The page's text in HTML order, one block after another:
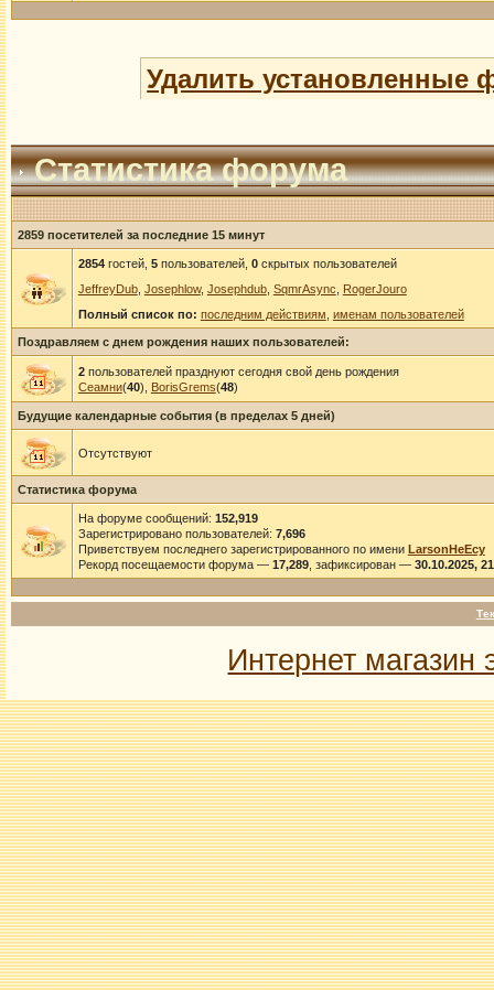
Удалить установленные
Статистика форума
2859 посетителей за последние 15 минут
2854гостей, 5пользователей, 0скрытых пользователей
JeffreyDub, Josephlow, Josephdub, SqmrAsync
RogerJouro
Полный список по: последним действиям именам пользователей
Поздравляем с днем рождения наших пользователей:
2пользователей празднуют сегодня свой день рождения
Сеамни(40), BorisGrems(48)
Будущие календарные события (в пределах 5 дней)
Отсутствуют
Статистика форума
На форуме сообщений: 152,919
Зарегистрировано пользователей: 7,696
Приветствуем последнего зарегистрированного по имени LarsonHeEcy
Рекорд посещаемости форума — 17,289, зафиксирован — 30.10.2025,
Интернет